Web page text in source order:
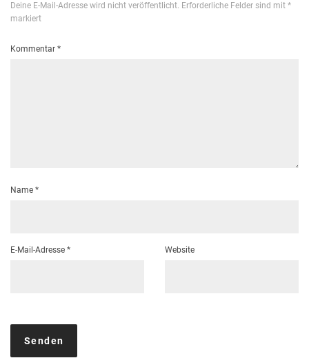
Deine E-Mail-Adresse wird nicht veröffentlicht. Erforderliche Felder sind mit *
markiert
Kommentar *
Name *
E-Mail-Adresse * Website